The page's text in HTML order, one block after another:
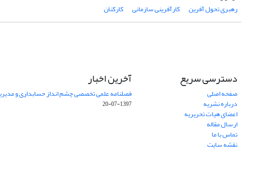
رهبری تحول آفرین
کارآفرینی سازمانی کارکنان
دسترسی سریع
صفحه اصلی
درباره نشریه
اعضای هیات تحریریه
ارسال مقاله
تماس با ما
نقشه سایت
آخرین اخبار
فصلنامه علمی تخصصی چشم انداز حسابداری و
1397-07-20